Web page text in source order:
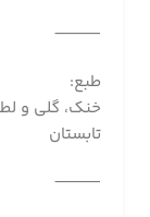
⸻
طبع:
خنک، گلی و
تابستان
⸻